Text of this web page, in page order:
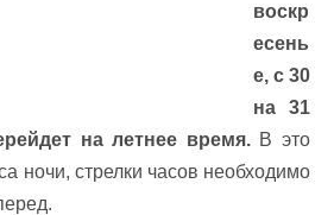
воскр
есень
е, с 30
на 31
на летнее время. В это
ночи, стрелки часов необходимо